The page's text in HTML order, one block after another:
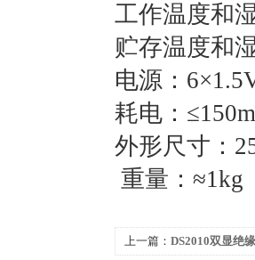
工作温度和
贮存温度和
电源：
耗电：
外形尺寸：
重量：≈1kg
上一篇： DS2010双显绝